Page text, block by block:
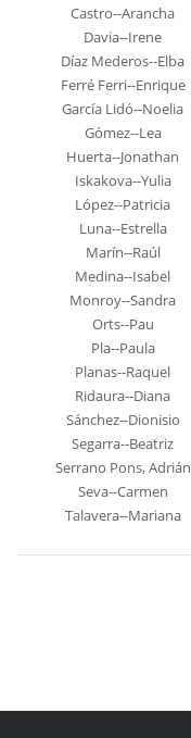
Castro--Arancha
Davia--Irene
Díaz Mederos--Elba
Ferré Ferri--Enrique
García Lidó--Noelia
Gómez--Lea
Huerta--Jonathan
Iskakova--Yulia
López--Patricia
Luna--Estrella
Marín--Raúl
Medina--Isabel
Monroy--Sandra
Orts--Pau
Pla--Paula
Planas--Raquel
Ridaura--Diana
Sánchez--Dionisio
Segarra--Beatriz
Serrano Pons, Adrián
Seva--Carmen
Talavera--Mariana